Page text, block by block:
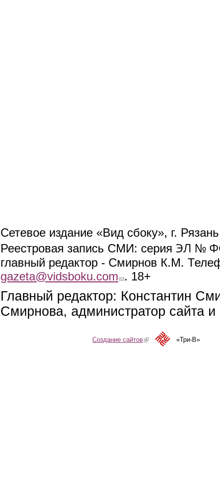
Сетевое издание «Вид сбоку», г.
Реестровая запись СМИ: серия ЭЛ №
главный редактор - Смирнов К.М.
gazeta@vidsboku.com (link sends e-mail)
. 18+
Главный редактор: Константин
Смирнова, администратор сайта
Создание сайтов(link is external)«Три-В»